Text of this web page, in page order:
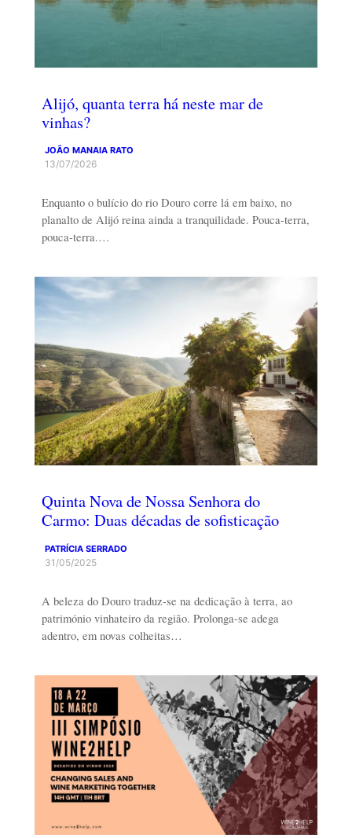
Alijó, quanta terra há neste mar de
vinhas?
JOÃO MANAIA RATO
13/07/2026
Enquanto o bulício do rio Douro corre lá em baixo, no
planalto de Alijó reina ainda a tranquilidade. Pouca-terra,
pouca-terra.…
Quinta Nova de Nossa Senhora do
Carmo: Duas décadas de sofisticação
PATRÍCIA SERRADO
31/05/2025
A beleza do Douro traduz-se na dedicação à terra, ao
património vinhateiro da região. Prolonga-se adega
adentro, em novas colheitas…